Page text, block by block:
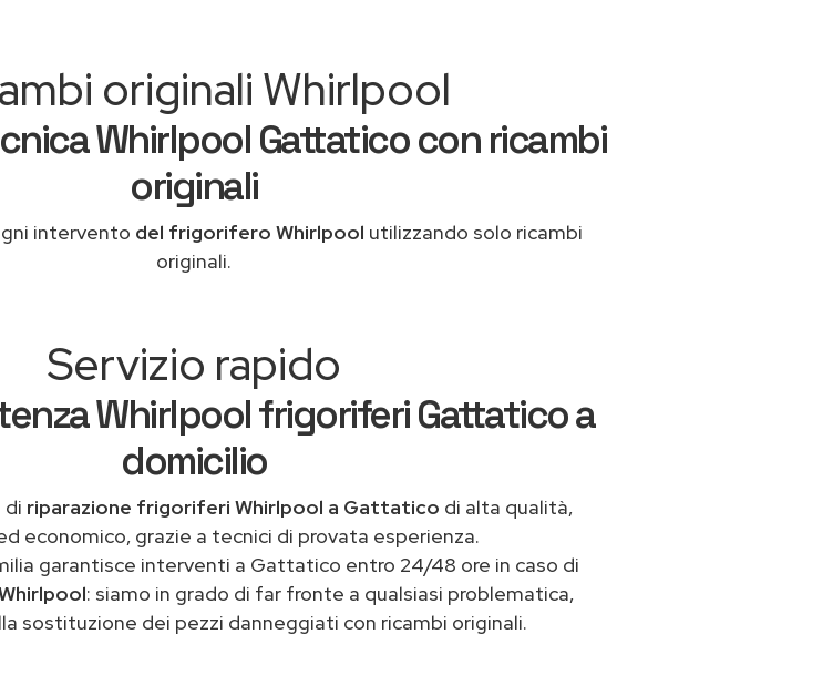
originali Whirlpool
Whirlpool Gattatico con ricambi
originali
intervento del frigorifero Whirlpool utilizzando solo ricambi
originali.
Servizio rapido
Whirlpool frigoriferi Gattatico a
domicilio
di riparazione frigoriferi Whirlpool a Gattatico di alta qualità,
economico, grazie a tecnici di provata esperienza.
garantisce interventi a Gattatico entro 24/48 ore in caso di
: siamo in grado di far fronte a qualsiasi problematica,
sostituzione dei pezzi danneggiati con ricambi originali.